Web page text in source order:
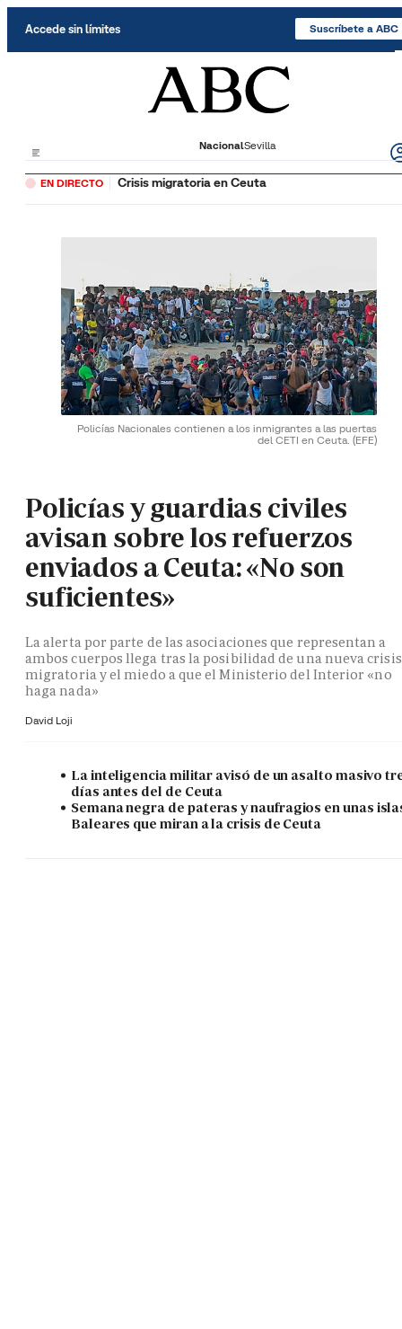
Accede sin límites Suscríbete a ABC
NacionalSevilla
EN DIRECTO Crisis migratoria en Ceuta
Policías Nacionales contienen a los inmigrantes a las puertas
del CETI en Ceuta. (EFE)
Policías y guardias civiles
avisan sobre los refuerzos
enviados a Ceuta: «No son
suficientes»
La alerta por parte de las asociaciones que representan a
ambos cuerpos llega tras la posibilidad de una nueva crisis
migratoria y el miedo a que el Ministerio del Interior «no
haga nada»
David Loji
La inteligencia militar avisó de un asalto masivo
días antes del de Ceuta
Semana negra de pateras y naufragios en unas
Baleares que miran a la crisis de Ceuta